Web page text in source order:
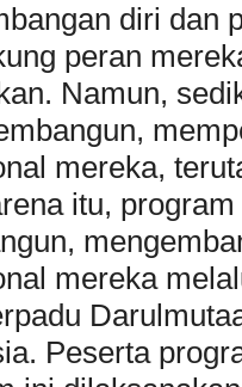
diri dan
peran
Namun,
mereka,
itu,
mereka
Peserta